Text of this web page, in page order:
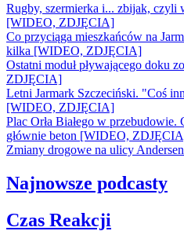
Rugby, szermierka i... zbijak, czyli
[WIDEO, ZDJĘCIA]
Co przyciąga mieszkańców na
kilka [WIDEO, ZDJĘCIA]
Ostatni moduł pływającego doku
ZDJĘCIA]
Letni Jarmark Szczeciński. "Coś
[WIDEO, ZDJĘCIA]
Plac Orła Białego w przebudowie.
głównie beton [WIDEO,
Zmiany drogowe na ulicy
Najnowsze podcasty
Czas Reakcji